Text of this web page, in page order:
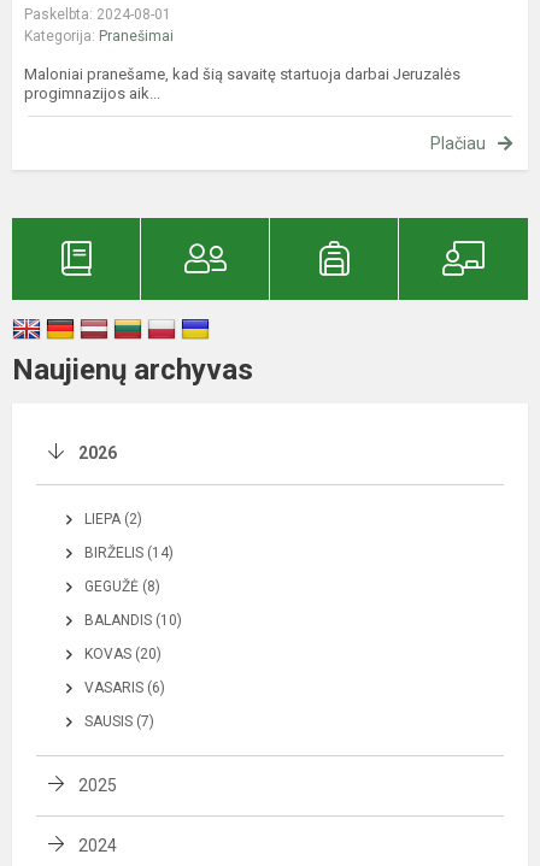
Paskelbta: 2024-08-01
Kategorija: Pranešimai
Maloniai pranešame, kad šią savaitę startuoja darbai Jeruzalės
progimnazijos aik...
Plačiau
Naujienų archyvas
2026
LIEPA (2)
BIRŽELIS (14)
GEGUŽĖ (8)
BALANDIS (10)
KOVAS (20)
VASARIS (6)
SAUSIS (7)
2025
2024